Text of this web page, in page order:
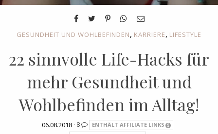
GESUNDHEIT UND WOHLBEFINDEN, KARRIERE, LIFESTYLE
22 sinnvolle Life-Hacks für
mehr Gesundheit und
Wohlbefinden im Alltag!
06.08.2018 · 8
ENTHÄLT AFFILIATE LINKS